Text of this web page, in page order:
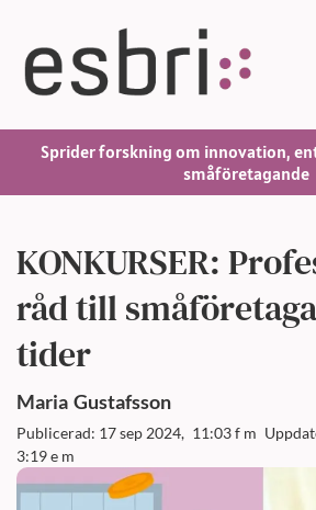
Sprider forskning om innovation,
småföretagande
KONKURSER:
råd till
tider
Maria Gustafsson
Publicerad: 17 sep 2024, 11:03 f m
3:19 e m